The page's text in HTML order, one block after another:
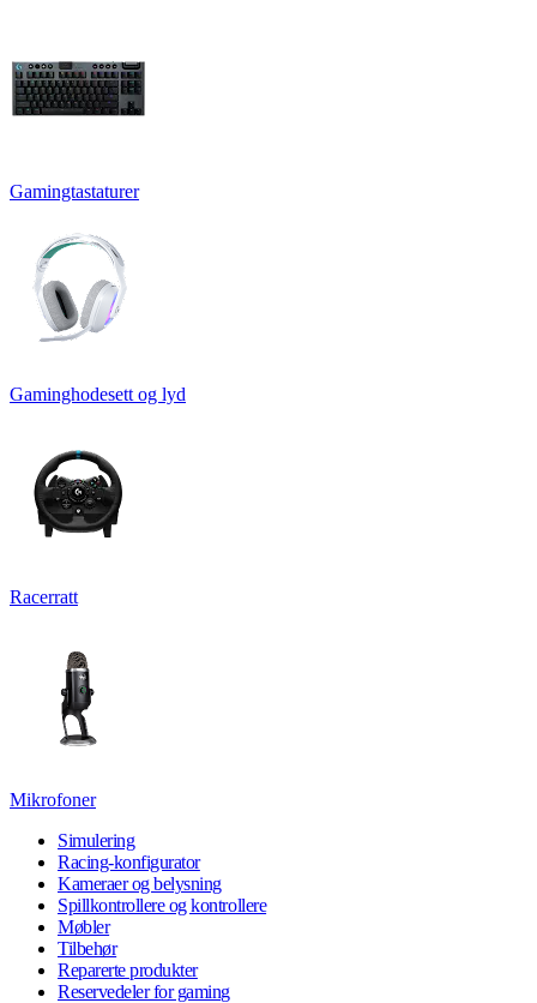
Gamingtastaturer
Gaminghodesett og lyd
Racerratt
Mikrofoner
Simulering
Racing-konfigurator
Kameraer og belysning
Spillkontrollere og kontrollere
Møbler
Tilbehør
Reparerte produkter
Reservedeler for gaming